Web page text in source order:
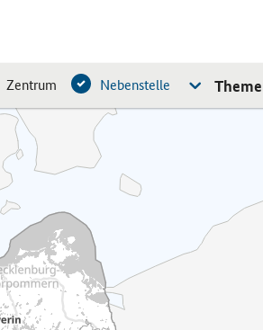
Zentrum Nebenstelle